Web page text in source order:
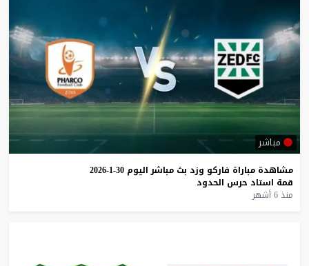
مباشر
مشاهدة مباراة فاركو وزد بث مباشر اليوم 30-1-2026
قمة استاد حرس الحدود
منذ 6 أشهر